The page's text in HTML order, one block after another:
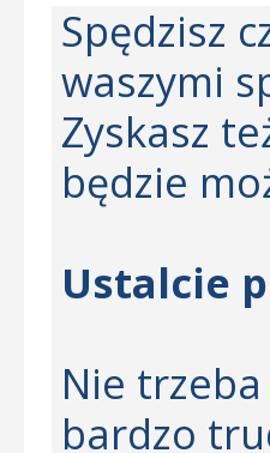
Spędzisz
waszymi
Zyskasz
będzie
Ustalcie
Nie
bardzo